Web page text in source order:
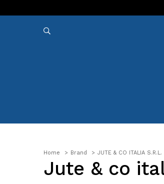
Home Brand JUTE & CO ITALIA S.R.L.
Jute & co